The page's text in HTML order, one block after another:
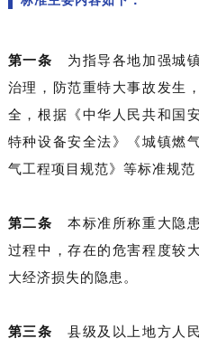
第一条 为指导各地加强城
治理，防范重特大事故发生
全，根据《中华人民共和国
特种设备安全法》《城镇燃
气工程项目规范》等标准规范
第二条 本标准所称重大隐
过程中，存在的危害程度较
大经济损失的隐患。
第三条 县级及以上地方人